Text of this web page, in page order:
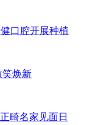
口腔开展种植
笑焕新
畸名家见面日